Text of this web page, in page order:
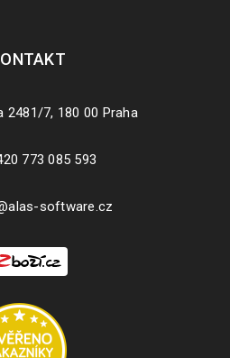
2481/7, 180 00 Praha
773 085 593
software.cz